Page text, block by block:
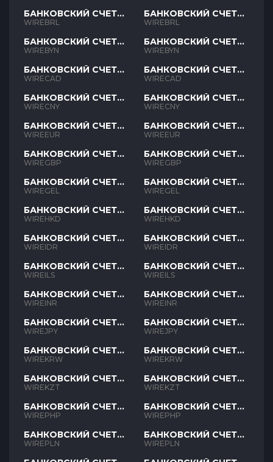
БАНКОВСКИЙ СЧЕТ
BRL
WIREBRL
БАНКОВСКИЙ СЧЕТ
BYN
WIREBYN
БАНКОВСКИЙ СЧЕТ
CAD
WIRECAD
БАНКОВСКИЙ СЧЕТ
CNY
WIRECNY
БАНКОВСКИЙ СЧЕТ
EUR
WIREEUR
БАНКОВСКИЙ СЧЕТ
GBP
WIREGBP
БАНКОВСКИЙ СЧЕТ
GEL
WIREGEL
БАНКОВСКИЙ СЧЕТ
HKD
WIREHKD
БАНКОВСКИЙ СЧЕТ
IDR
WIREIDR
БАНКОВСКИЙ СЧЕТ
ILS
WIREILS
БАНКОВСКИЙ СЧЕТ
INR
WIREINR
БАНКОВСКИЙ СЧЕТ
JPY
WIREJPY
БАНКОВСКИЙ СЧЕТ
KRW
WIREKRW
БАНКОВСКИЙ СЧЕТ
KZT
WIREKZT
БАНКОВСКИЙ СЧЕТ
PHP
WIREPHP
БАНКОВСКИЙ СЧЕТ
PLN
WIREPLN
БАНКОВСКИЙ СЧЕТ
BRL
WIREBRL
БАНКОВСКИЙ СЧЕТ
BYN
WIREBYN
БАНКОВСКИЙ СЧЕТ
CAD
WIRECAD
БАНКОВСКИЙ СЧЕТ
CNY
WIRECNY
БАНКОВСКИЙ СЧЕТ
EUR
WIREEUR
БАНКОВСКИЙ СЧЕТ
GBP
WIREGBP
БАНКОВСКИЙ СЧЕТ
GEL
WIREGEL
БАНКОВСКИЙ СЧЕТ
HKD
WIREHKD
БАНКОВСКИЙ СЧЕТ
IDR
WIREIDR
БАНКОВСКИЙ СЧЕТ
ILS
WIREILS
БАНКОВСКИЙ СЧЕТ
INR
WIREINR
БАНКОВСКИЙ СЧЕТ
JPY
WIREJPY
БАНКОВСКИЙ СЧЕТ
KRW
WIREKRW
БАНКОВСКИЙ СЧЕТ
KZT
WIREKZT
БАНКОВСКИЙ СЧЕТ
PHP
WIREPHP
БАНКОВСКИЙ СЧЕТ
PLN
WIREPLN